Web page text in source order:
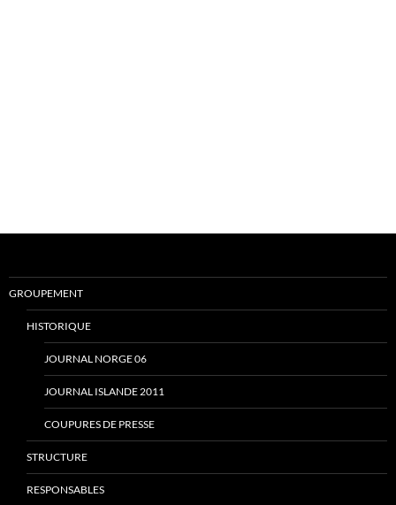
GROUPEMENT
HISTORIQUE
JOURNAL NORGE 06
JOURNAL ISLANDE 2011
COUPURES DE PRESSE
STRUCTURE
RESPONSABLES